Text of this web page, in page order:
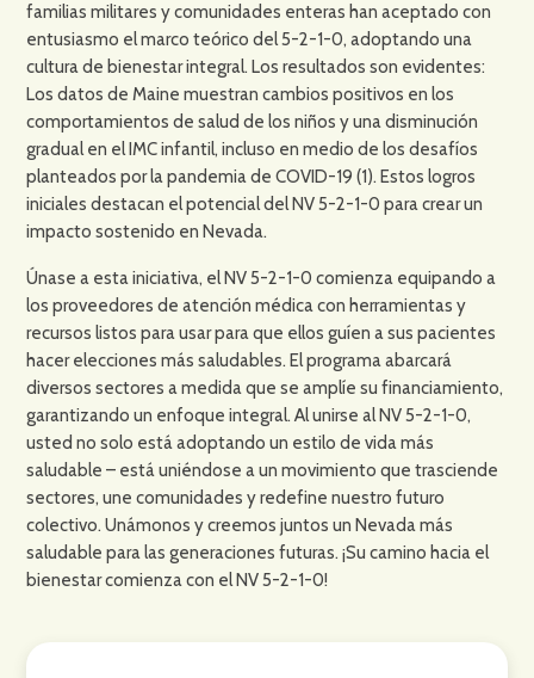
familias militares y comunidades enteras han aceptado con
entusiasmo el marco teórico del 5-2-1-0, adoptando una
cultura de bienestar integral. Los resultados son evidentes:
Los datos de Maine muestran cambios positivos en los
comportamientos de salud de los niños y una disminución
gradual en el IMC infantil, incluso en medio de los desafíos
planteados por la pandemia de COVID-19 (1). Estos logros
iniciales destacan el potencial del NV 5-2-1-0 para crear un
impacto sostenido en Nevada.
Únase a esta iniciativa, el NV 5-2-1-0 comienza equipando a
los proveedores de atención médica con herramientas y
recursos listos para usar para que ellos guíen a sus pacientes
hacer elecciones más saludables. El programa abarcará
diversos sectores a medida que se amplíe su financiamiento,
garantizando un enfoque integral. Al unirse al NV 5-2-1-0,
usted no solo está adoptando un estilo de vida más
saludable – está uniéndose a un movimiento que trasciende
sectores, une comunidades y redefine nuestro futuro
colectivo. Unámonos y creemos juntos un Nevada más
saludable para las generaciones futuras. ¡Su camino hacia el
bienestar comienza con el NV 5-2-1-0!